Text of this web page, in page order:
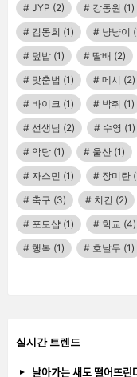
JYP (2) 강동원 (1)
김동희 (1) 냥냥이
덮밥 (1) 딸배 (2)
맞춤법 (1) 메시 (2)
바이크 (1) 박쥐 (1)
선생님 (2) 수영 (1)
악당 (1) 울산 (1)
자스민 (1) 장미란
축구 (3) 치킨 (2)
포토샵 (1) 학교 (4)
행복 (1) 호날두 (1)
실시간 트렌드
날아가는 새도